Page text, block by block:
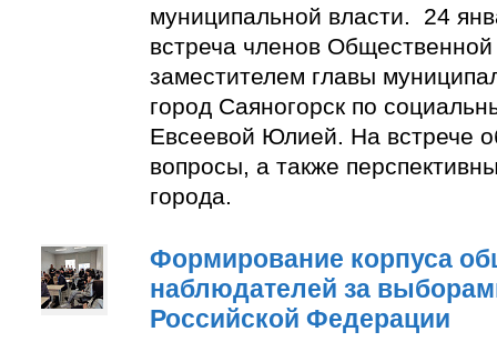
муниципальной власти. 24
встреча членов
заместителем главы
город Саяногорск по
Евсеевой Юлией. На встрече
вопросы, а также
города.
Формирование корпуса
наблюдателей за
Российской Федерации